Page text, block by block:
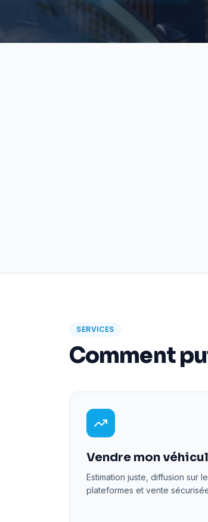
SERVICES
Comment
Vendre mon
Estimation juste, diffusion sur
plateformes et vente